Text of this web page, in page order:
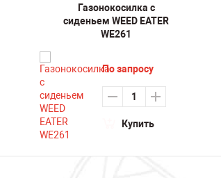
Газонокосилка с
сиденьем WEED EATER
WE261
По запросу
Купить